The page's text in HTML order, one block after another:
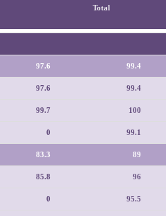
Total
97.6 99.4
97.6 99.4
99.7 100
0 99.1
83.3 89
85.8 96
0 95.5